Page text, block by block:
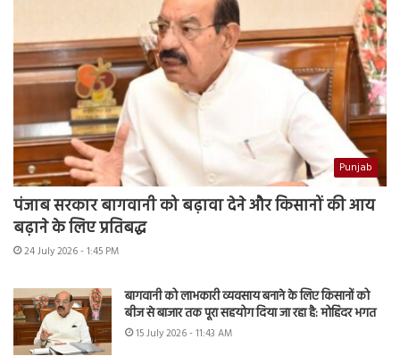
Punjab
पंजाब सरकार बागवानी को बढ़ावा देने और किसानों की आय
बढ़ाने के लिए प्रतिबद्ध
24 July 2026 - 1:45 PM
बागवानी को लाभकारी व्यवसाय बनाने के लिए किसानों को
बीज से बाजार तक पूरा सहयोग दिया जा रहा है: मोहिंदर भगत
15 July 2026 - 11:43 AM